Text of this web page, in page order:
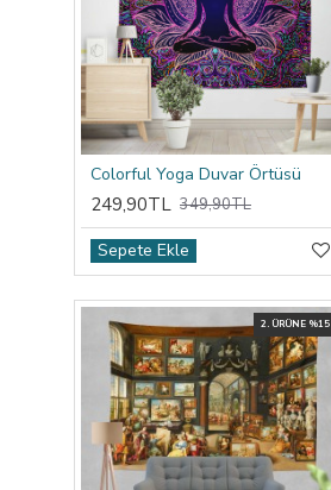
Colorful Yoga Duvar Örtüsü
249,90TL 349,90TL
Sepete Ekle
2. ÜRÜNE %15